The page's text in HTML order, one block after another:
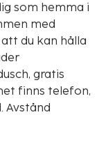
som hemma i
med
du kan hålla
gratis
finns telefon,
Avstånd